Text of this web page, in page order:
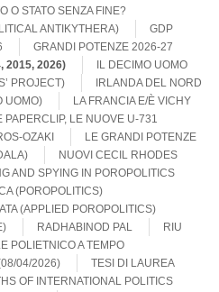
O STATO SENZA FINE?
ANTIKYTHERA)
GDP
GRANDI POTENZE 2026-27
2015, 2026)
IL DECIMO UOMO
PROJECT)
IRLANDA DEL NORD
UOMO)
LA FRANCIA E/È VICHY
PAPERCLIP, LE NUOVE U-731
OZAKI
LE GRANDI POTENZE
NUOVI CECIL RHODES
AND SPYING IN POROPOLITICS
(POROPOLITICS)
(APPLIED POROPOLITICS)
RADHABINOD PAL
RIU
POLIETNICO A TEMPO
04/2026)
TESI DI LAUREA
OF INTERNATIONAL POLITICS